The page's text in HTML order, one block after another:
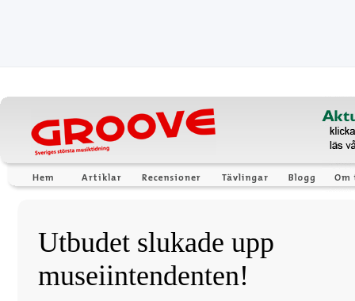
Utbudet slukade upp
museiintendenten!